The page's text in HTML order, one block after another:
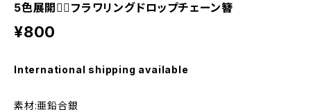
5色展開❁⃘フラワリングドロップチェーン簪
¥800
International shipping available
素材:亜鉛合銀